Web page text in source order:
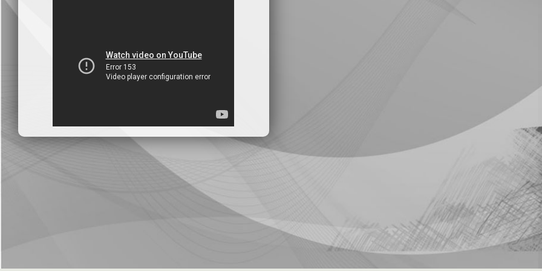
دعوة اجتماع هيئة عامة غير عادية
المصرف الدولي للتجارة والتمويل
البنك العربي- سورية
2026-07-07
محضر إجتماع الهيئة العامة العادية
البيانات المالية عن الربع الأول 2026
بنك سورية والمهجر
2026-07-01